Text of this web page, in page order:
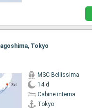
Tokyo
MSC Bellissima
14 d
Cabine interna
Tokyo